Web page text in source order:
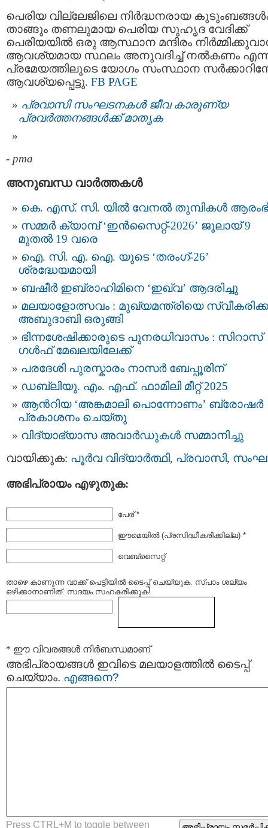
പെരിയ വില്ലേജിലെ നിർദ്ധനരായ
താങ്ങും തണലുമായ പെരിയ സുഹൃദ വേദിക്ക്
പെരിയയിൽ ഒരു ആസ്ഥാന മന്ദിരം
ആവശ്യമായ സ്ഥലം അനുവദിച്ച് നൽകണം
പ്രമേയത്തിലൂടെ യോഗം സംസ്ഥാന
ആവശ്യപ്പെട്ടു. FB PAGE
പ്രവാസി സംഘടനകൾ ജീവ കാരുണ്യ
പ്രവർത്തനങ്ങൾക്ക് മാതൃക
- pma
അനുബന്ധ വാര്‍ത്തകള്‍
കെ. എസ്. സി. യിൽ വേനൽ തുമ്പികൾ
സമ്മർ ക്യാമ്പ് ‘ഇൻസൈറ്റ്-2026’ ജൂലായ് 9
മുതൽ 19 വരെ
ഐ. സി. എ. ഐ. യുടെ ‘തരംഗ്-26’
ശ്രദ്ധേയമായി
ബഷീർ ഇബ്രാഹിമിനെ ‘ഇഖ്‌വ’ ആദരിച്ചു
മ​ല​യാ​ളോ​ത്സ​വം : മുഖ്യമന്ത്രിയെ
അബുദാബി ഒരുങ്ങി
ഭിന്നശേഷിക്കാരുടെ പുനരധിവാസം : സിറാസ്
ഗൾഫ് മേഖലയിലേക്ക്
പരദേശി പുരസ്കാരം നാസർ ബേപ്പൂരിന്
ഡബ്ലിയു. എം. എഫ്. ഫാമിലി മീറ്റ് 2025
ആൻറിയ ‘അങ്കമാലി പൊന്നോണം’ ബ്രോഷർ
പ്രകാശനം ചെയ്തു
വിദ്യാഭ്യാസ അവാർഡുകൾ സമ്മാനിച്ചു
വായിക്കുക: പൂര്‍വ വിദ്യാര്‍ത്ഥി, പ്രവാസി,
അഭിപ്രായം എഴുതുക:
പേര് *
ഈമെയില്‍ (പ്രസിദ്ധീകരിക്കില്ല) *
വെബ്സൈറ്റ്
താഴെ കാണുന്ന വാക്ക് പെട്ടിയില്‍ ടൈപ്പ്‌ ചെയ്യുക. സ്പാം ശല്യം
ഒഴിക്കാനാണിത്. സദയം സഹകരിക്കുക!
* ഈ വിവരങ്ങള്‍ നിര്‍ബന്ധമാണ്
അഭിപ്രായങ്ങള്‍ ഇവിടെ മലയാളത്തില്‍ ടൈപ്പ്
ചെയ്യാം. എങ്ങനെ?
Press CTRL+M to toggle between